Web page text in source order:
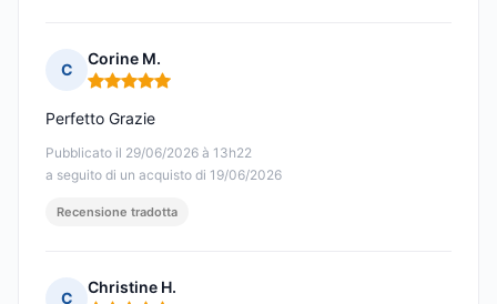
C
Corine M.
Nota: 5 su 5
Pubblicato il 29/06/2026 à 13h22
a seguito di un acquisto di 19/06/2026
Perfetto Grazie
Recensione tradotta
C
Christine H.